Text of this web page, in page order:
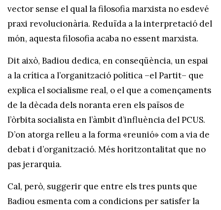
vector sense el qual la filosofia marxista no esdevé
praxi revolucionària. Reduïda a la interpretació del
món, aquesta filosofia acaba no essent marxista.
Dit això, Badiou dedica, en conseqüència, un espai
a la crítica a l’organització política –el Partit– que
explica el socialisme real, o el que a començaments
de la dècada dels noranta eren els països de
l’òrbita socialista en l’àmbit d’influència del PCUS.
D’on atorga relleu a la forma «reunió» com a via de
debat i d’organització. Més horitzontalitat que no
pas jerarquia.
Cal, però, suggerir que entre els tres punts que
Badiou esmenta com a condicions per satisfer la